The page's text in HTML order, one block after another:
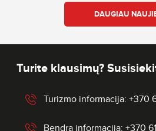
DAUGIAU
Turite klausimų?
Turizmo informacija: +370
Bendra informacija: +370